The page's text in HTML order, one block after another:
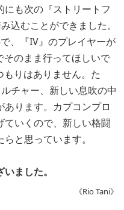
も次の『ストリートフ
込むことができました。
、『IV』のプレイヤーが
のまま行ってほしいで
りはありません。た
チャー、新しい息吹の中
ります。カプコンプロ
ていくので、新しい格闘
と思っています。
ました。
《Rio Tani》